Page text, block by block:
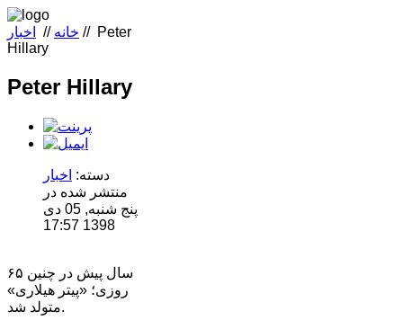
خانه // اخبار // Peter
Hillary
Peter Hillary
دسته: اخبار
منتشر شده در
پنج شنبه, 05 دی
1398 17:57
۶۵ سال پیش در چنین
روزی؛ «پیتر هیلاری»
متولد شد.